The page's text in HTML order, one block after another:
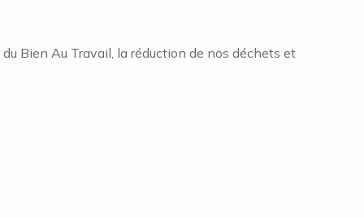
Bien Au Travail, la réduction de nos déchets et